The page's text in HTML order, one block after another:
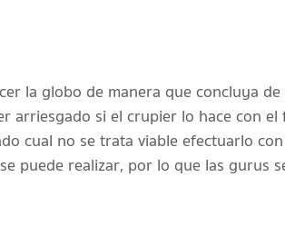
la globo de manera que concluya
arriesgado si el crupier lo hace con el
cual no se trata viable efectuarlo
puede realizar, por lo que las gurus